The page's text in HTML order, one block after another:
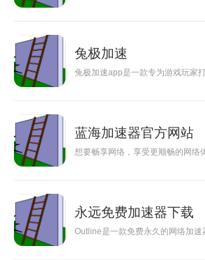
兔极加速
兔极加速app是一款专为游戏玩家
蓝海加速器官方网站
想要畅享网络，享受更顺畅的网络
永远免费加速器下载
Outline是一款免费永久的网络加